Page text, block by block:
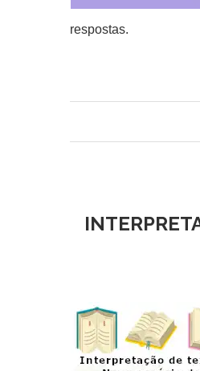
respostas.